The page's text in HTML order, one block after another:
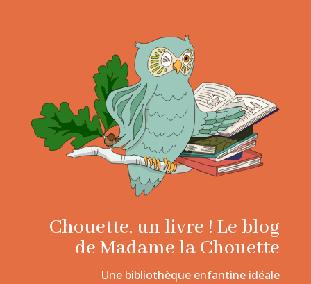
Chouette, un livre ! Le blog
de Madame la Chouette
Une bibliothèque enfantine idéale